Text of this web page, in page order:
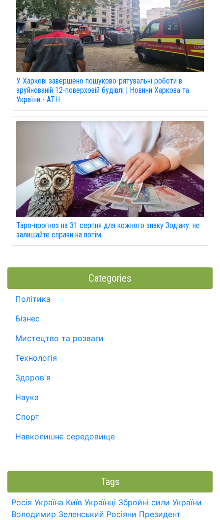
У Харкові завершено пошуково-рятувальні роботи в
зруйнованій 12-поверховій будівлі | Новини Харкова та
України - АТН
Таро-прогноз на 31 серпня для кожного знаку Зодіаку: не
залишайте справи на потім
Categories
Політика
Бізнес
Мистецтво та розваги
Технологія
Здоров'я
Наука
Спорт
Навколишнє середовище
Tags
Росія Україна Київ Українці Збройні сили України
Володимир Зеленський Росіяни Президент